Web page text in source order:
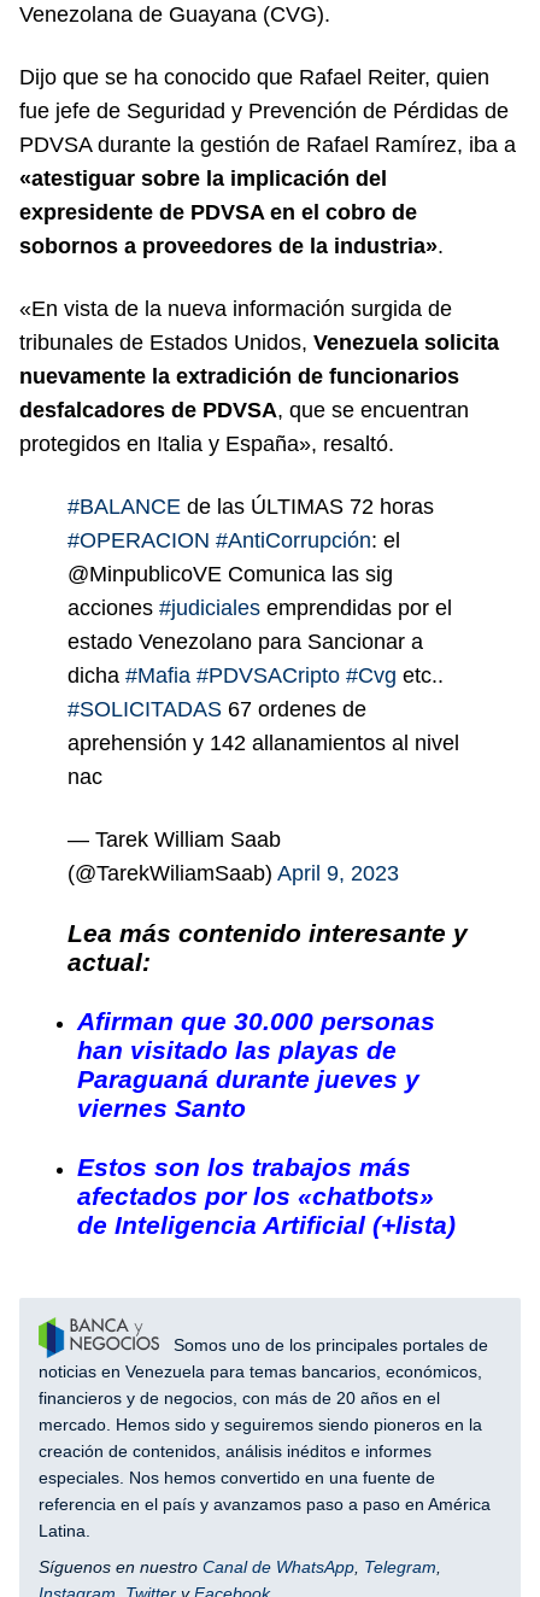
Venezolana de Guayana (CVG).
Dijo que se ha conocido que Rafael Reiter, quien
fue jefe de Seguridad y Prevención de Pérdidas de
PDVSA durante la gestión de Rafael Ramírez, iba a
«atestiguar sobre la implicación del
expresidente de PDVSA en el cobro de
sobornos a proveedores de la industria».
«En vista de la nueva información surgida de
tribunales de Estados Unidos, Venezuela solicita
nuevamente la extradición de funcionarios
desfalcadores de PDVSA, que se encuentran
protegidos en Italia y España», resaltó.
#BALANCE de las ÚLTIMAS 72 horas
#OPERACION #AntiCorrupción: el
@MinpublicoVE Comunica las sig
acciones #judiciales emprendidas por el
estado Venezolano para Sancionar a
dicha #Mafia #PDVSACripto #Cvg etc..
#SOLICITADAS 67 ordenes de
aprehensión y 142 allanamientos al nivel
nac
— Tarek William Saab
(@TarekWiliamSaab) April 9, 2023
Lea más contenido interesante y
actual:
Afirman que 30.000 personas
han visitado las playas de
Paraguaná durante jueves y
viernes Santo
Estos son los trabajos más
afectados por los «chatbots»
de Inteligencia Artificial (+lista)
Somos uno de los principales portales de
noticias en Venezuela para temas bancarios, económicos,
financieros y de negocios, con más de 20 años en el
mercado. Hemos sido y seguiremos siendo pioneros en la
creación de contenidos, análisis inéditos e informes
especiales. Nos hemos convertido en una fuente de
referencia en el país y avanzamos paso a paso en América
Latina.
Síguenos en nuestro Canal de WhatsApp Telegram